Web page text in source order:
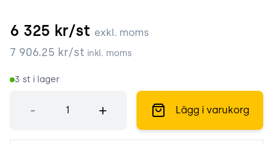
6 325 kr/st exkl. moms
7 906.25 kr/st inkl. moms
3 st i lager
- + Lägg i varukorg